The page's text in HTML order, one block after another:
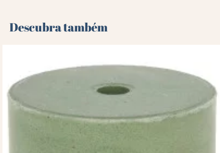
Descubra também 🌻